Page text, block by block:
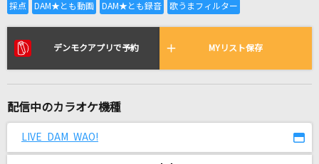
全国りれき
リアルタイムで歌われている曲の一覧
[生音]今宵の月のように
デンモクアプリで予約 MYリスト保存
配信中のカラオケ機種
LIVE DAM WAO!